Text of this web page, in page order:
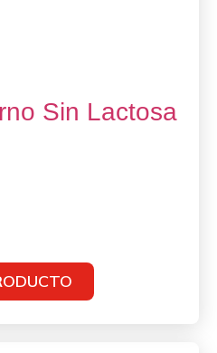
Sin Lactosa